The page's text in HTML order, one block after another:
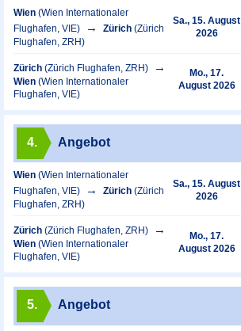
Wien (Wien Internationaler
Flughafen, VIE)
Zürich (Zürich
Flughafen, ZRH)
Sa., 15. August
2026
Zürich (Zürich Flughafen, ZRH)
Wien (Wien Internationaler
Flughafen, VIE)
Mo., 17.
August 2026
4. Angebot
Wien (Wien Internationaler
Flughafen, VIE)
Zürich (Zürich
Flughafen, ZRH)
Sa., 15. August
2026
Zürich (Zürich Flughafen, ZRH)
Wien (Wien Internationaler
Flughafen, VIE)
Mo., 17.
August 2026
5. Angebot